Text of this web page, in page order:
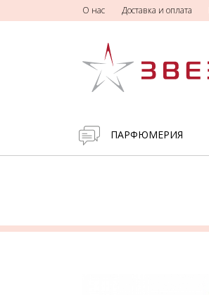
О нас Доставка и оплата
ПАРФЮМЕРИЯ